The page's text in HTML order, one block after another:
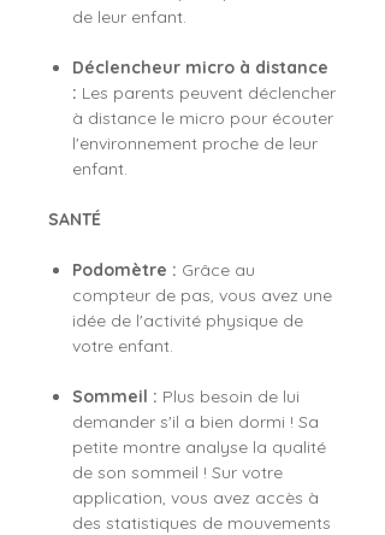
de leur enfant.
Déclencheur micro à distance
: Les parents peuvent déclencher
à distance le micro pour écouter
l'environnement proche de leur
enfant.
SANTÉ
Podomètre : Grâce au
compteur de pas, vous avez une
idée de l'activité physique de
votre enfant.
Sommeil : Plus besoin de lui
demander s'il a bien dormi ! Sa
petite montre analyse la qualité
de son sommeil ! Sur votre
application, vous avez accès à
des statistiques de mouvements